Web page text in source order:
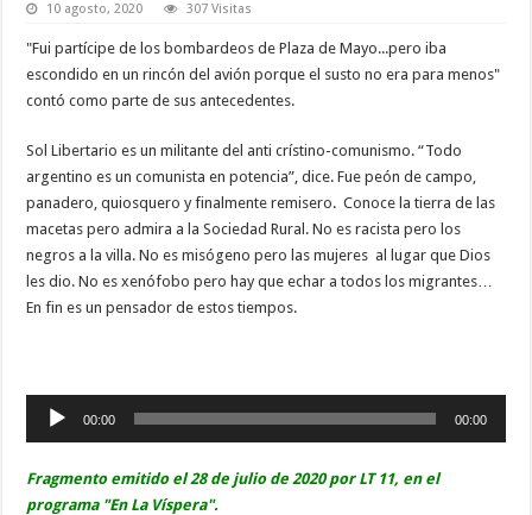
10 agosto, 2020 307 Visitas
"Fui partícipe de los bombardeos de Plaza de Mayo...pero iba
escondido en un rincón del avión porque el susto no era para menos"
contó como parte de sus antecedentes.
Sol Libertario es un militante del anti crístino-comunismo. “Todo
argentino es un comunista en potencia”, dice. Fue peón de campo,
panadero, quiosquero y finalmente remisero. Conoce la tierra de las
macetas pero admira a la Sociedad Rural. No es racista pero los
negros a la villa. No es misógeno pero las mujeres al lugar que Dios
les dio. No es xenófobo pero hay que echar a todos los migrantes…
En fin es un pensador de estos tiempos.
Reproductor
00:00 00:00
Fragmento emitido el 28 de julio de 2020 por LT 11, en el
programa "En La Víspera".